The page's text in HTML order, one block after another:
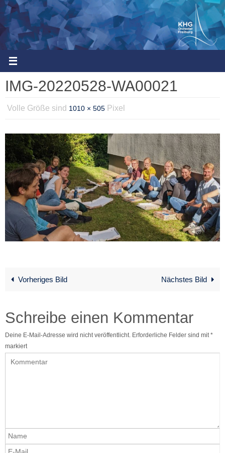
Zum
Inhalt
springen
IMG-20220528-WA00021
Volle Größe sind 1010 × 505 Pixel
Vorheriges Bild Nächstes Bild
Schreibe einen Kommentar
Deine E-Mail-Adresse wird nicht veröffentlicht. Erforderliche Felder sind mit *
markiert